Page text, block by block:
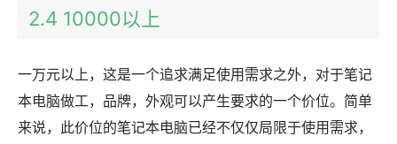
2.4 10000以上
一万元以上，这是一个追求满足使用需求之外，对于笔记
本电脑做工，品牌，外观可以产生要求的一个价位。简单
来说，此价位的笔记本电脑已经不仅仅局限于使用需求，